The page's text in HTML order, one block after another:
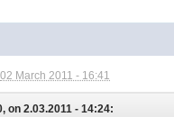
02 March 2011 - 16:41
on 2.03.2011 - 14:24: